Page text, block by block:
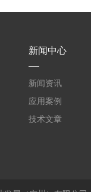
新闻中心
新闻资讯
应用案例
技术文章